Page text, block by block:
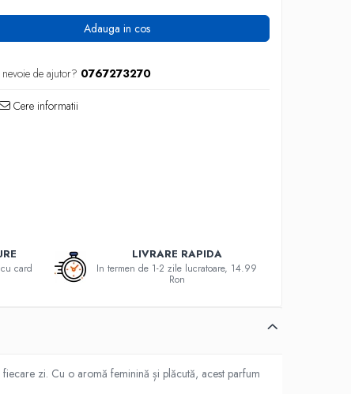
Adauga in cos
de ajutor? 0767273270
Cere informatii
card
LIVRARE RAPIDA
In termen de 1-2 zile lucratoare, 14.99
Ron
zi. Cu o aromă feminină și plăcută, acest parfum